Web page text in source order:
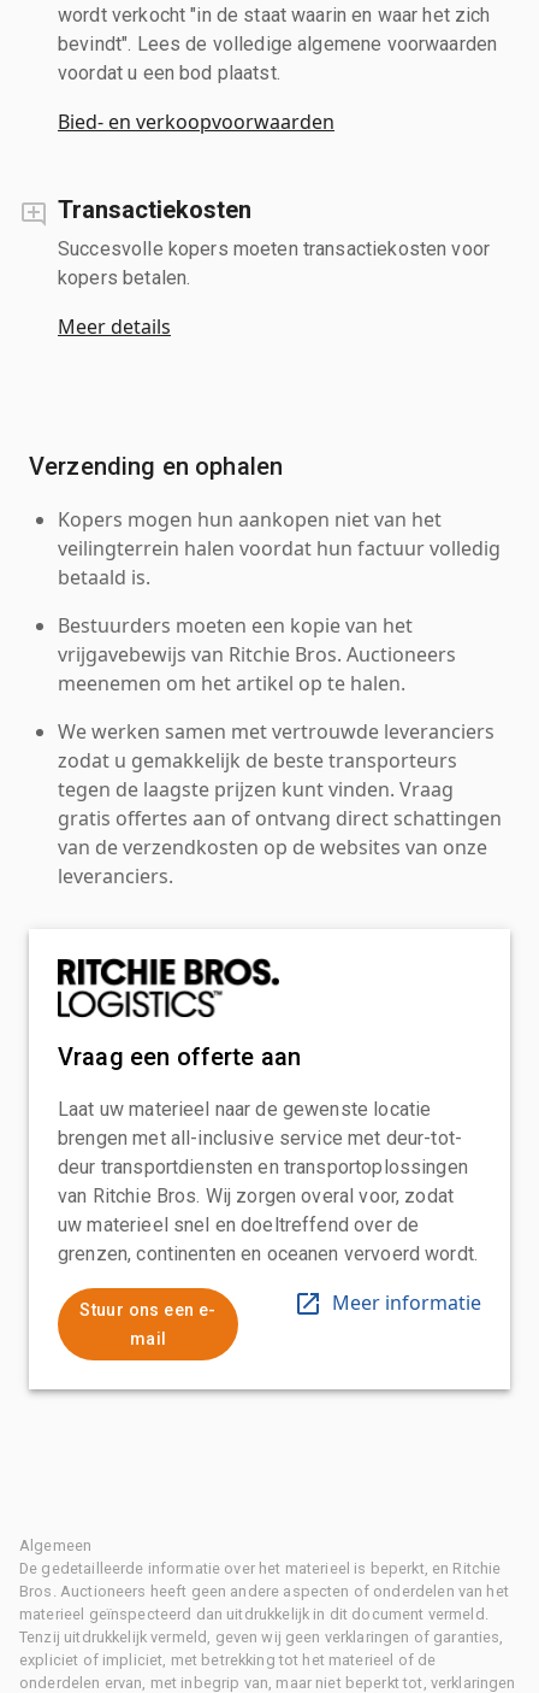
wordt verkocht "in de staat waarin en waar het zich
bevindt". Lees de volledige algemene voorwaarden
voordat u een bod plaatst.
Bied- en verkoopvoorwaarden
Transactiekosten
Succesvolle kopers moeten transactiekosten voor
kopers betalen.
Meer details
Verzending en ophalen
Kopers mogen hun aankopen niet van het
veilingterrein halen voordat hun factuur volledig
betaald is.
Bestuurders moeten een kopie van het
vrijgavebewijs van Ritchie Bros. Auctioneers
meenemen om het artikel op te halen.
We werken samen met vertrouwde leveranciers
zodat u gemakkelijk de beste transporteurs
tegen de laagste prijzen kunt vinden. Vraag
gratis offertes aan of ontvang direct schattingen
van de verzendkosten op de websites van onze
leveranciers.
Vraag een offerte aan
Laat uw materieel naar de gewenste locatie
brengen met all-inclusive service met deur-tot-
deur transportdiensten en transportoplossingen
van Ritchie Bros. Wij zorgen overal voor, zodat
uw materieel snel en doeltreffend over de
grenzen, continenten en oceanen vervoerd wordt.
Stuur ons een e-
mail
Meer informatie
Algemeen
De gedetailleerde informatie over het materieel is beperkt, en Ritchie
Bros. Auctioneers heeft geen andere aspecten of onderdelen van het
materieel geïnspecteerd dan uitdrukkelijk in dit document vermeld.
Tenzij uitdrukkelijk vermeld, geven wij geen verklaringen of garanties,
expliciet of impliciet, met betrekking tot het materieel of de
onderdelen ervan, met inbegrip van, maar niet beperkt tot, verklaringen